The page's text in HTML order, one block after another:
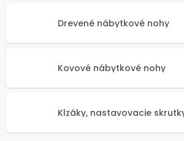
Drevené nábytkové nohy
Kovové nábytkové nohy
Klzáky, nastavovacie